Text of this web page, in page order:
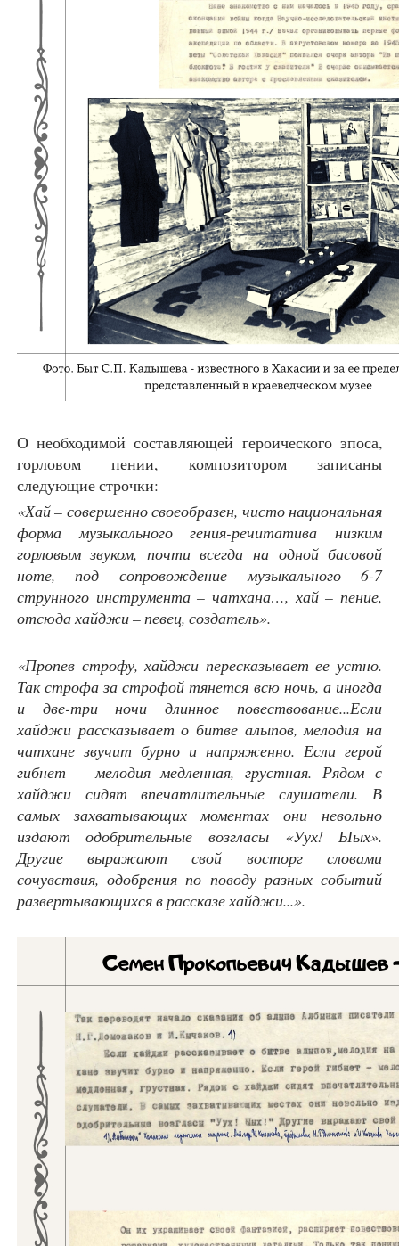
О необходимой составляющей героического эпоса,
горловом пении, композитором записаны
следующие строчки:
«Хай – совершенно своеобразен, чисто национальная
форма музыкального гения-речитатива низким
горловым звуком, почти всегда на одной басовой
ноте, под сопровождение музыкального 6-7
струнного инструмента – чатхана…, хай – пение,
отсюда хайджи – певец, создатель».
«Пропев строфу, хайджи пересказывает ее устно.
Так строфа за строфой тянется всю ночь, а иногда
и две-три ночи длинное повествование...Если
хайджи рассказывает о битве алыпов, мелодия на
чатхане звучит бурно и напряженно. Если герой
гибнет – мелодия медленная, грустная. Рядом с
хайджи сидят впечатлительные слушатели. В
самых захватывающих моментах они невольно
издают одобрительные возгласы «Уух! Ыых».
Другие выражают свой восторг словами
сочувствия, одобрения по поводу разных событий
развертывающихся в рассказе хайджи...».